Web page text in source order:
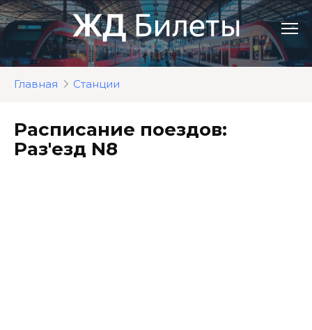
Перейти
к
контенту
Главная Станции
Расписание поездов:
Раз'езд N8